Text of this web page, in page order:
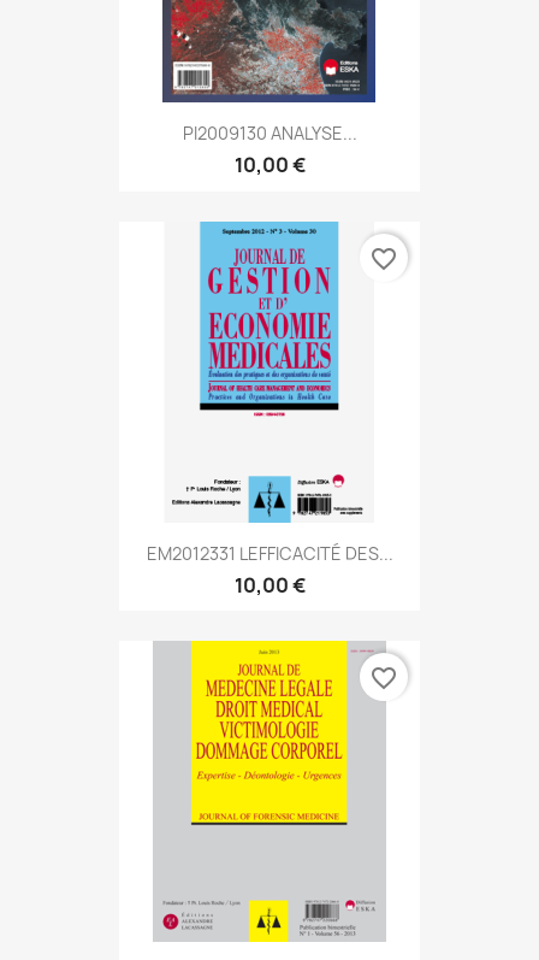
PI2009130 ANALYSE...
10,00 €
EM2012331 LEFFICACITÉ DES...
10,00 €
favorite_border
favorite_border